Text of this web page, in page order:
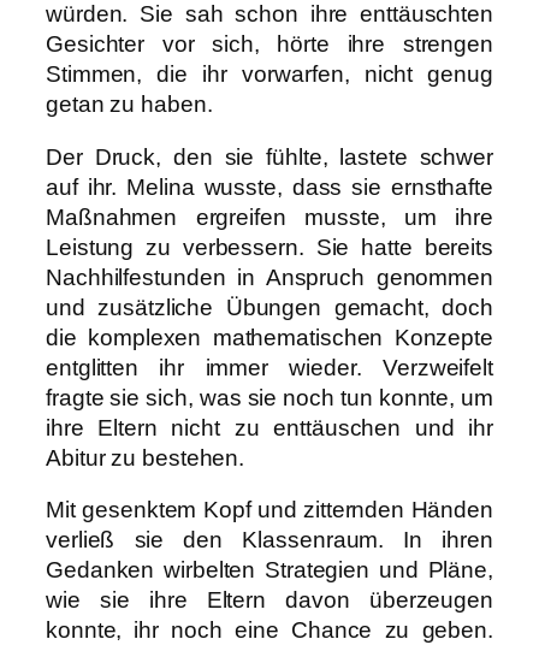
würden. Sie sah schon ihre enttäuschten
Gesichter vor sich, hörte ihre strengen
Stimmen, die ihr vorwarfen, nicht genug
getan zu haben.
Der Druck, den sie fühlte, lastete schwer
auf ihr. Melina wusste, dass sie ernsthafte
Maßnahmen ergreifen musste, um ihre
Leistung zu verbessern. Sie hatte bereits
Nachhilfestunden in Anspruch genommen
und zusätzliche Übungen gemacht, doch
die komplexen mathematischen Konzepte
entglitten ihr immer wieder. Verzweifelt
fragte sie sich, was sie noch tun konnte, um
ihre Eltern nicht zu enttäuschen und ihr
Abitur zu bestehen.
Mit gesenktem Kopf und zitternden Händen
verließ sie den Klassenraum. In ihren
Gedanken wirbelten Strategien und Pläne,
wie sie ihre Eltern davon überzeugen
konnte, ihr noch eine Chance zu geben.